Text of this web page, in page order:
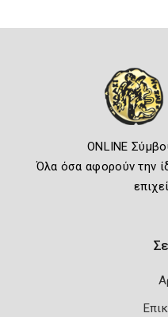
ONLINE
Όλα όσα αφορούν την